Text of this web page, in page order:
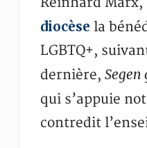
diocèse la
LGBTQ+,
dernière,
qui s’appuie
contredit